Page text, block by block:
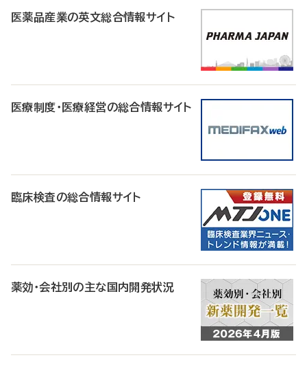
医薬品産業の英文総合情報サイト
医療制度・医療経営の総合情報サイト
臨床検査の総合情報サイト
薬効・会社別の主な国内開発状況